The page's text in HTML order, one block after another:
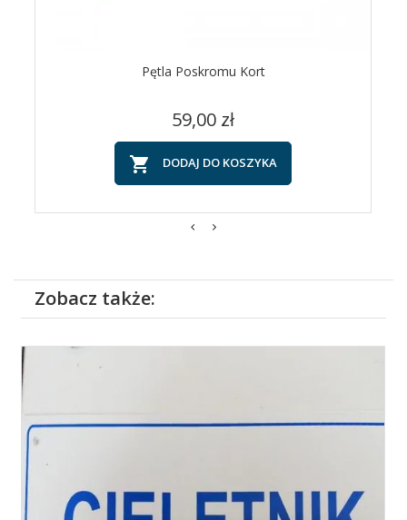
Pętla Poskromu Kort
Cena
59,00 zł
 DODAJ DO KOSZYKA
Zobacz także: